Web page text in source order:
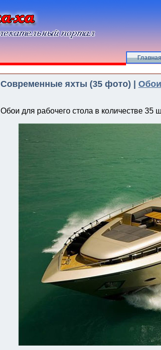
Главная
Современные яхты (35 фото) | Обои
Обои для рабочего стола в количестве 35